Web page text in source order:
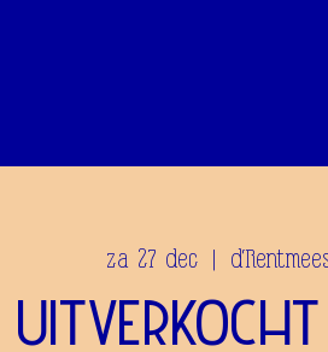
za 27 dec
  |